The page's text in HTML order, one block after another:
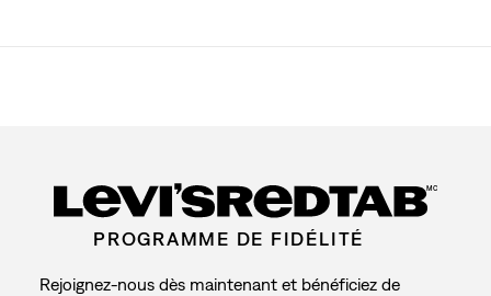
PROGRAMME DE FIDÉLITÉ
MC
Rejoignez-nous dès maintenant et bénéficiez de